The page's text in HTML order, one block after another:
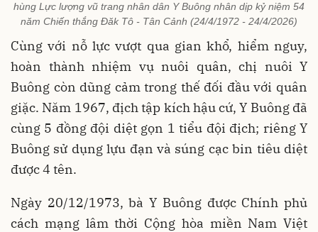
hùng Lực lượng vũ trang nhân dân Y Buông nhân dịp kỷ niệm 54
năm Chiến thắng Đăk Tô - Tân Cảnh (24/4/1972 - 24/4/2026)
Cùng với nỗ lực vượt qua gian khổ, hiểm nguy,
hoàn thành nhiệm vụ nuôi quân, chị nuôi Y
Buông còn dũng cảm trong thế đối đầu với quân
giặc. Năm 1967, địch tập kích hậu cứ, Y Buông đã
cùng 5 đồng đội diệt gọn 1 tiểu đội địch; riêng Y
Buông sử dụng lựu đạn và súng cạc bin tiêu diệt
được 4 tên.
Ngày 20/12/1973, bà Y Buông được Chính phủ
cách mạng lâm thời Cộng hòa miền Nam Việt